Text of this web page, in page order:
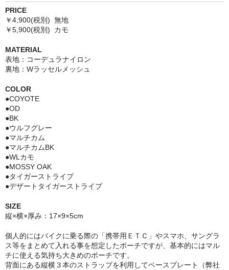
PRICE
￥4,900(税別) 無地
￥5,900(税別) カモ
MATERIAL
表地：コーデュラナイロン
裏地：Wラッセルメッシュ
COLOR
●COYOTE
●OD
●BK
●ウルフグレー
●マルチカム
●マルチカムBK
●WLカモ
●MOSSY OAK
●タイガーストライプ
●デザートタイガーストライプ
SIZE
縦×横×厚み：17×9×5cm
個人的にはバイクに乗る際の「携帯用ＥＴＣ」やスマホ、サングラ
ス等をまとめて入れる事を想定したポーチですが、基本的にはマル
チに使える気持ち大きめのポーチです。
背面にある縦横３本のストラップを利用してベースプレート（弊社